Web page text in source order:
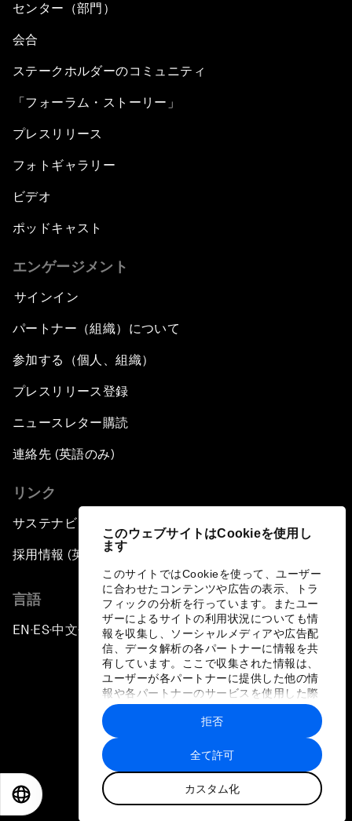
このウェブサイトはCookieを使用し
ます
このサイトではCookieを使って、ユーザー
に合わせたコンテンツや広告の表示、トラ
フィックの分析を行っています。またユー
ザーによるサイトの利用状況についても情
報を収集し、ソーシャルメディアや広告配
信、データ解析の各パートナーに情報を共
有しています。ここで収集された情報は、
ユーザーが各パートナーに提供した他の情
報や各パートナーのサービスを使用した際
に収集された情報と組み合わされ、各パー
トナーによって使用されることがありま
す。
全て許可
カスタム化
拒否
センター（部門）
会合
ステークホルダーのコミュニティ
「フォーラム・ストーリー」
プレスリリース
フォトギャラリー
ビデオ
ポッドキャスト
エンゲージメント
サインイン
パートナー（組織）について
参加する（個人、組織）
プレスリリース登録
ニュースレター購読
連絡先 (英語のみ)
リンク
サステナビリティへの取り組み
採用情報 (英語のみ)
言語
EN ▪ES▪中文▪ 日本語
プライバシーポリシーと利用規約
サイトマップ
©
世界経済フォーラム